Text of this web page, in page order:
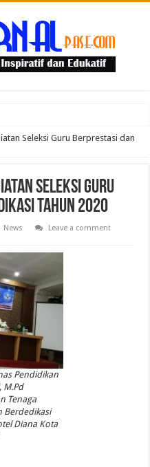
Utara, Kacabdin Tekankan Cetak
Seleksi Guru Berprestasi dan
Seleksi Guru
Tahun 2020
News
Leave a comment
Pendidikan
M.Pd
Tenaga
Berdedikasi
Diana Kota